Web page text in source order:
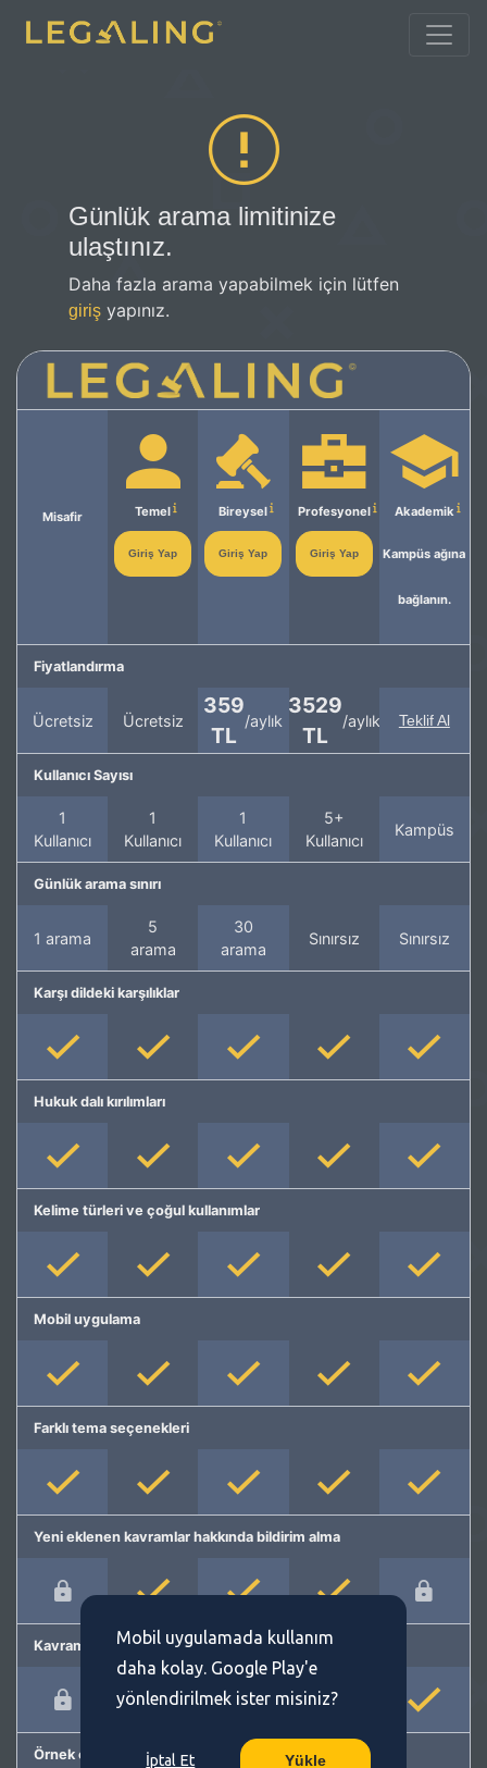
Günlük arama limitinize
ulaştınız.
Daha fazla arama yapabilmek için lütfen
giriş yapınız.
Misafir Temel
Giriş Yap
Bireysel
Giriş Yap
Profesyonel
Giriş Yap
Akademik
Kampüs ağına
bağlanın.
Fiyatlandırma
Ücretsiz Ücretsiz
359
TL
/aylık
3529
TL
/aylık Teklif Al
Kullanıcı Sayısı
1
Kullanıcı
1
Kullanıcı
1
Kullanıcı
5+
Kullanıcı
Kampüs
Günlük arama sınırı
1 arama
5
arama
30
arama
Sınırsız Sınırsız
Karşı dildeki karşılıklar
Hukuk dalı kırılımları
Kelime türleri ve çoğul kullanımlar
Mobil uygulama
Farklı tema seçenekleri
Yeni eklenen kavramlar hakkında bildirim alma
Kavram önerme
Örnek cümleler
Mobil uygulamada kullanım
daha kolay. Google Play'e
yönlendirilmek ister misiniz?
İptal Et Yükle